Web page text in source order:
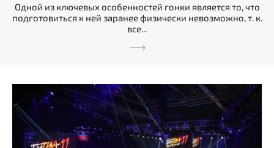
Одной из ключевых особенностей гонки является то, что
подготовиться к ней заранее физически невозможно, т. к.
все...